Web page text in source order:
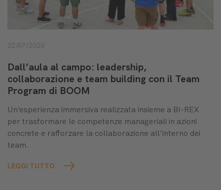
22/07/2026
Dall’aula al campo: leadership,
collaborazione e team building con il Team
Program di BOOM
Un’esperienza immersiva realizzata insieme a BI-REX
per trasformare le competenze manageriali in azioni
concrete e rafforzare la collaborazione all’interno dei
team.
LEGGI TUTTO